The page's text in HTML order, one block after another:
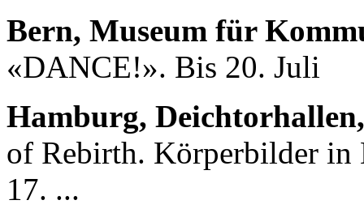
Bern, Museum für
«DANCE!». Bis 20. Juli
Hamburg,
of Rebirth. Körperbilder in
17. ...